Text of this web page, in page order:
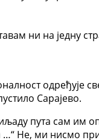
ни на једну
одређује
Сарајево.
пута сам им
Не, ми нисмо